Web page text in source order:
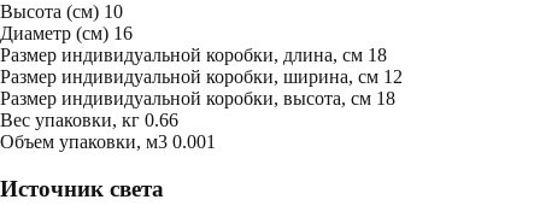
Высота (см) 10
Диаметр (см) 16
Размер индивидуальной коробки, длина, см 18
Размер индивидуальной коробки, ширина, см 12
Размер индивидуальной коробки, высота, см 18
Bес упаковки, кг 0.66
Oбъем упаковки, м3 0.001
Источник света